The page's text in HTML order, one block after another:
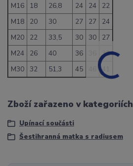
M16
18 26,8 24 24
22
M18
20 30 27 27
24
M20
22 33,5 30 30
27
M24
26 40 36
32
M30 32 51,3 45 41
Zboží zařazeno v kategoriích
Upínací součásti
Šestihranná matka s radiusem